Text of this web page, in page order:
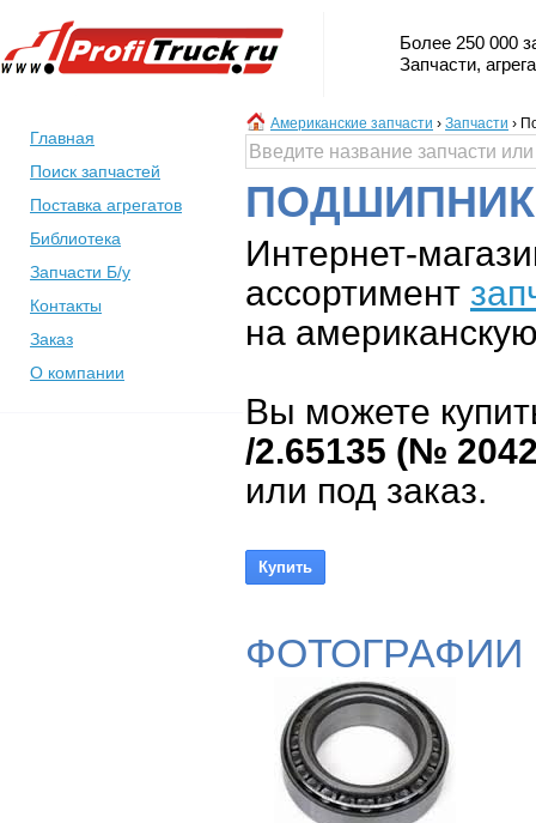
Более 250 000
Запчасти,
Главная
Поиск запчастей
Поставка агрегатов
Библиотека
Запчасти Б/у
Контакты
Заказ
О компании
Американские запчасти › Запчасти ›
ПОДШИПНИК
Интернет-
ассортимент
на
Вы можете
/2.65135 (№
или под заказ.
ФОТОГРАФИИ